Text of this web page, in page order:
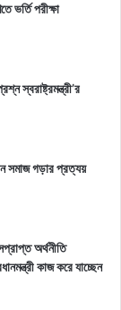
ভর্তি পরীক্ষা
স্বরাষ্ট্রমন্ত্রী’র
সমাজ গড়ার প্রত্যয়
অর্থনীতি
কাজ করে যাচ্ছেন